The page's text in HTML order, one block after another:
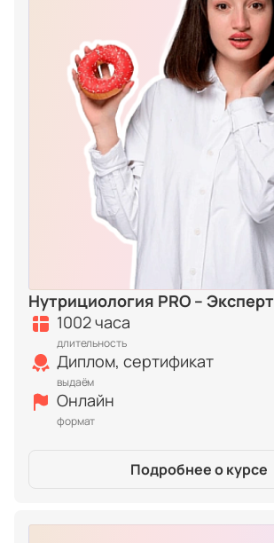
Нутрициология PRO – Эксперт
1002 часа
длительность
Диплом, сертификат
выдаём
Онлайн
формат
Подробнее о курсе